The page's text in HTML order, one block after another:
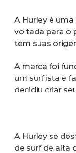
A Hurley é
voltada para o
tem suas
A marca foi
um surfista e
decidiu criar
A Hurley se
de surf de alta